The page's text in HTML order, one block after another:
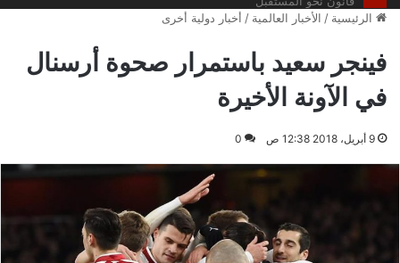
الرئيسية / الأخبار العالمية / أخبار دولية أخرى
فينجر سعيد باستمرار صحوة أرسنال
في الآونة الأخيرة
9 أبريل، 2018 12:38 ص 0